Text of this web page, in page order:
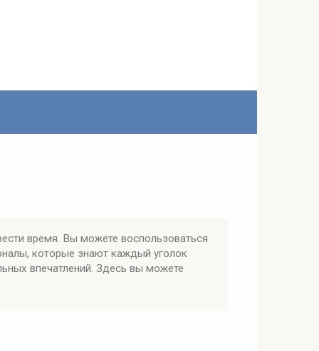
время. Вы можете воспользоваться
которые знают каждый уголок
впечатлений. Здесь вы можете